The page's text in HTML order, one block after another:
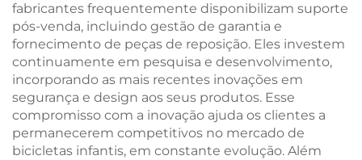
fabricantes frequentemente disponibilizam suporte
pós-venda, incluindo gestão de garantia e
fornecimento de peças de reposição. Eles investem
continuamente em pesquisa e desenvolvimento,
incorporando as mais recentes inovações em
segurança e design aos seus produtos. Esse
compromisso com a inovação ajuda os clientes a
permanecerem competitivos no mercado de
bicicletas infantis, em constante evolução. Além